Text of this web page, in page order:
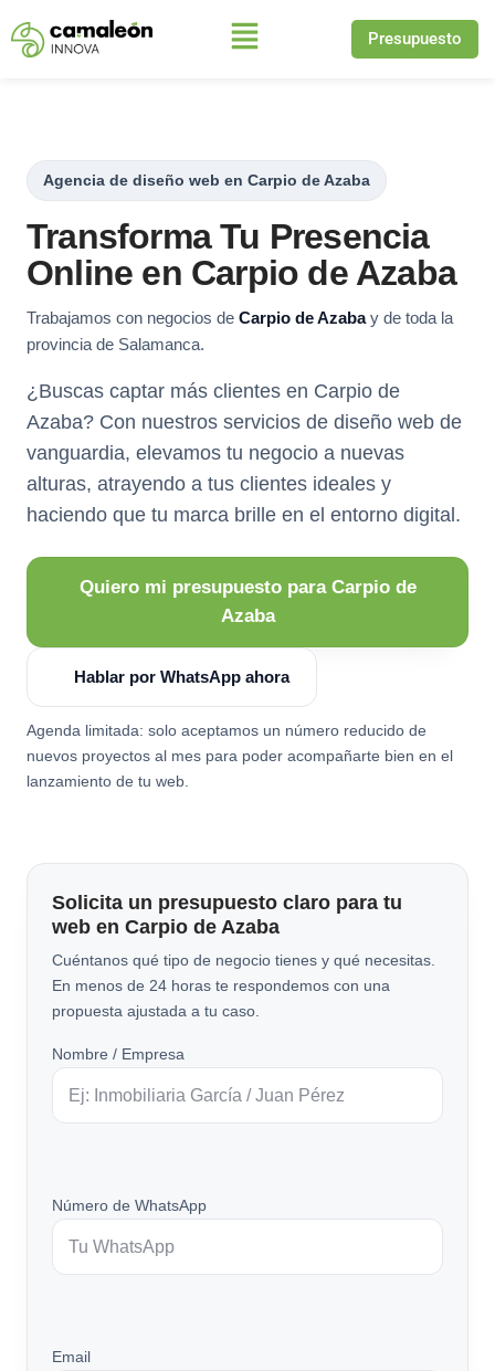
Saltar
Presupuesto
Agencia de diseño web en Carpio de Azaba
Transforma Tu Presencia
Online en Carpio de Azaba
Trabajamos con negocios de Carpio de Azabay de toda la
provincia de Salamanca.
¿Buscas captar más clientes en Carpio de
Azaba? Con nuestros servicios de diseño web de
vanguardia, elevamos tu negocio a nuevas
alturas, atrayendo a tus clientes ideales y
haciendo que tu marca brille en el entorno digital.
Quiero mi presupuesto para Carpio de
Azaba
Hablar por WhatsApp ahora
Agenda limitada: solo aceptamos un número reducido de
nuevos proyectos al mes para poder acompañarte bien en el
lanzamiento de tu web.
Solicita un presupuesto claro para tu
web en Carpio de Azaba
Cuéntanos qué tipo de negocio tienes y qué necesitas.
En menos de 24 horas te respondemos con una
propuesta ajustada a tu caso.
Nombre / Empresa
Número de WhatsApp
Email